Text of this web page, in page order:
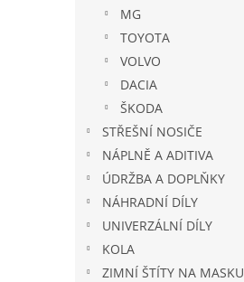
MG
TOYOTA
VOLVO
DACIA
ŠKODA
STŘEŠNÍ NOSIČE
NÁPLNĚ A ADITIVA
ÚDRŽBA A DOPLŇKY
NÁHRADNÍ DÍLY
UNIVERZÁLNÍ DÍLY
KOLA
ZIMNÍ ŠTÍTY NA MASKU